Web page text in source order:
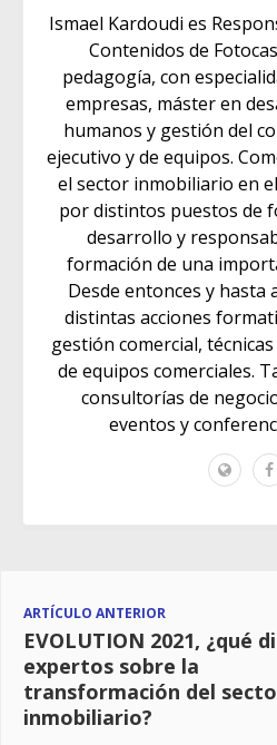
Ismael Kardoudi es
Contenidos de
pedagogía, con
empresas, máster en
humanos y gestión del
ejecutivo y de equipos.
el sector inmobiliario en
por distintos puestos de
desarrollo y
formación de una
Desde entonces y hasta
distintas acciones
gestión comercial,
de equipos comerciales.
consultorías de
eventos y
ARTÍCULO ANTERIOR
EVOLUTION 2021, ¿qué
expertos sobre la
transformación del
inmobiliario?